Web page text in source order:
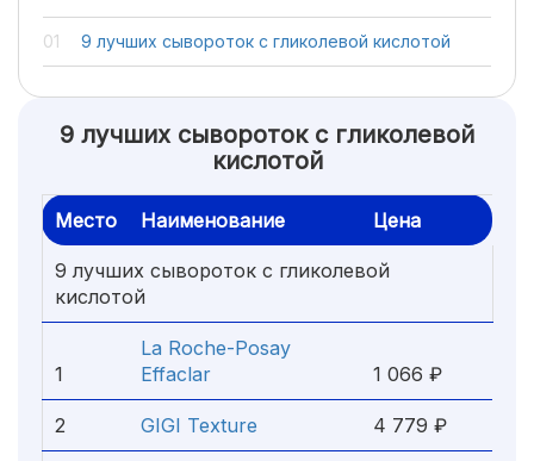
9 лучших сывороток с гликолевой кислотой
9 лучших сывороток с гликолевой
кислотой
Место Наименование Цена
9 лучших сывороток с гликолевой
кислотой
1
La Roche-Posay
Effaclar
1 066 ₽
2 GIGI Texture 4 779 ₽